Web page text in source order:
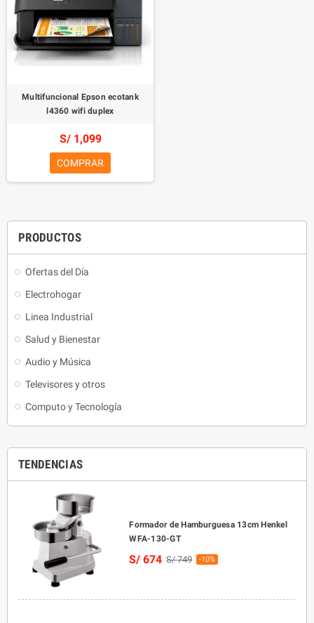
PRODUCTOS
Ofertas del Día
Electrohogar
Linea Industrial
Salud y Bienestar
Audio y Música
Televisores y otros
Computo y Tecnología
TENDENCIAS
Formador de Hamburguesa 13cm Henkel
WFA-130-GT
S/ 674 S/ 749 -10%
Multifuncional Epson ecotank
l4360 wifi duplex
S/ 1,099
COMPRAR